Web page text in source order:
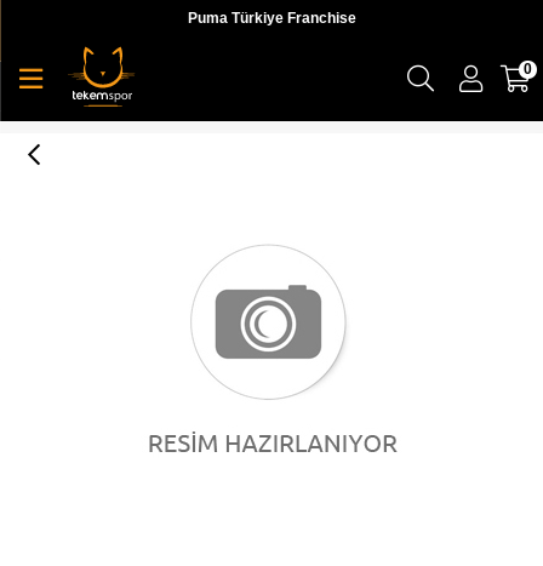
Puma Türkiye Franchise
0